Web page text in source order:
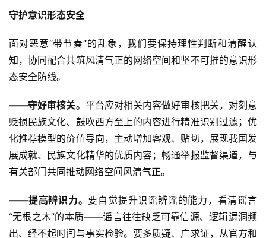
守护意识形态安全
面对恶意“带节奏”的乱象，我们要保持理性判断和清醒认
知，协同配合共筑风清气正的网络空间和坚不可摧的意识形
态安全防线。
——守好审核关。 平台应对相关内容做好审核把关，对刻意
贬损民族文化、鼓吹西方至上的内容进行精准识别过滤；优
化推荐模型的价值导向，主动增加客观、贴切，展现我国发
展成就、民族文化精华的优质内容；畅通举报监督渠道，与
有关部门共同推动网络空间风清气正。
——提高辨识力。要自觉提升识谣辨谣的能力，看清谣言
“无根之木”的本质——谣言往往缺乏可靠信源、逻辑漏洞频
出、经不起时间与事实检验。要多质疑、广求证，从官方和